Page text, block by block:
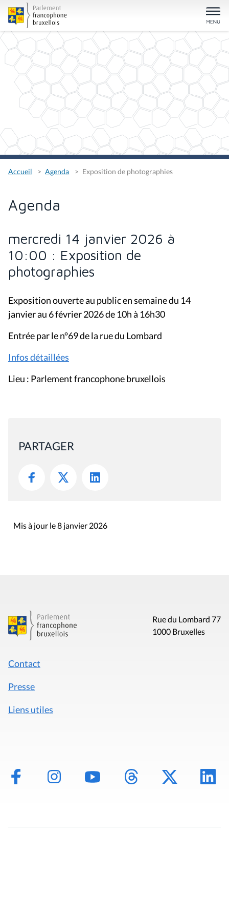
Accueil Agenda Exposition de photographies
Agenda
mercredi 14 janvier 2026 à
10:00 : Exposition de
photographies
Exposition ouverte au public en semaine du 14
janvier au 6 février 2026 de 10h à 16h30
Entrée par le n°69 de la rue du Lombard
Infos détaillées
Lieu : Parlement francophone bruxellois
PARTAGER
Mis à jour le 8 janvier 2026
Rue du Lombard 77
1000 Bruxelles
Contact
Presse
Liens utiles